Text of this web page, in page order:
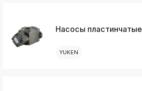
Насосы пластинчатые
YUKEN